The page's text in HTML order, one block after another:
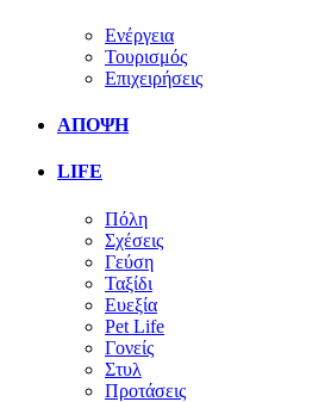
Ενέργεια
Τουρισμός
Επιχειρήσεις
ΑΠΟΨΗ
LIFE
Πόλη
Σχέσεις
Γεύση
Ταξίδι
Ευεξία
Pet Life
Γονείς
Στυλ
Προτάσεις